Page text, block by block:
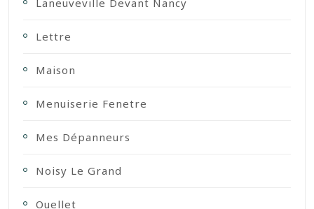
Laneuveville Devant Nancy
Lettre
Maison
Menuiserie Fenetre
Mes Dépanneurs
Noisy Le Grand
Ouellet